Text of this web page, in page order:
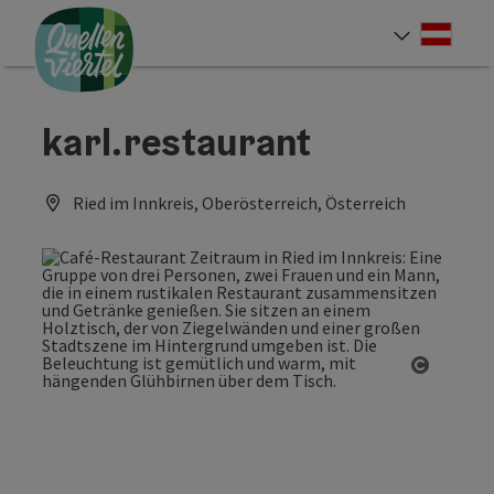
Zum Inhalt
Zur Navigation
Zum Seitenanfang
karl.restaurant
Ried im Innkreis, Oberösterreich, Österreich